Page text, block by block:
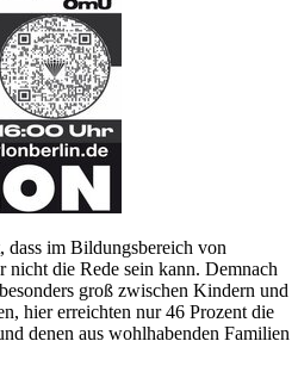
dass im Bildungsbereich von
die Rede sein kann. Demnach
groß zwischen Kindern und
hier erreichten nur 46 Prozent die
denen aus wohlhabenden Familien